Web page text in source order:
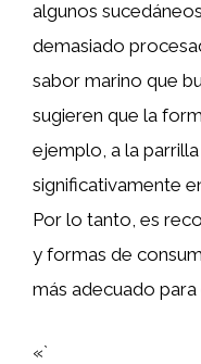
algunos
demasiado
sabor marino que
sugieren que la
ejemplo, a la
significativamente
Por lo tanto, es
y formas de
más adecuado
«`